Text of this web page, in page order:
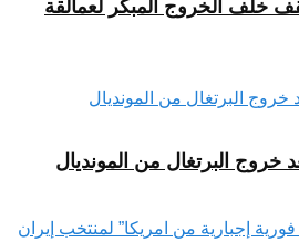
خلف الخروج المبكر لعمالقة
خروج البرتغال من المونديال